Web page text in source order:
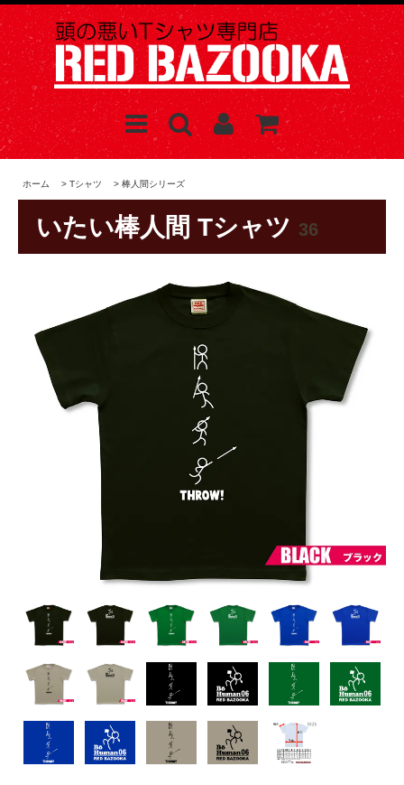
ホーム > Tシャツ > 棒人間シリーズ
いたい棒人間 Tシャツ 36